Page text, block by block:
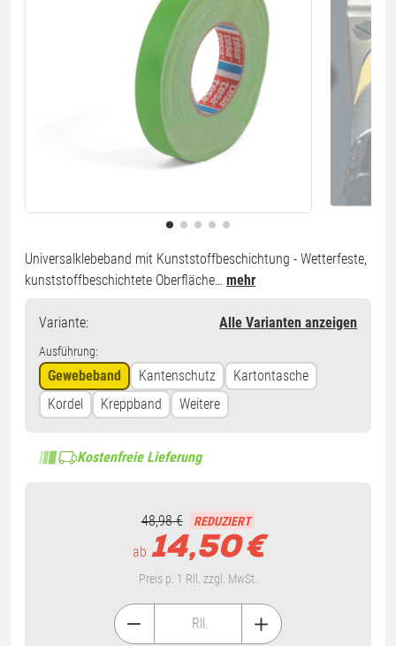
Universalklebeband mit Kunststoffbeschichtung - Wetterfeste,
kunststoffbeschichtete Oberfläche… mehr
Variante: Alle Varianten anzeigen
Ausführung:
Gewebeband Kantenschutz
Kartontasche
Kordel
Kreppband Weitere
Kostenfreie Lieferung
48,98 € REDUZIERT
ab 14,50 €
Preis p. 1 Rll. zzgl. MwSt.
Rll.